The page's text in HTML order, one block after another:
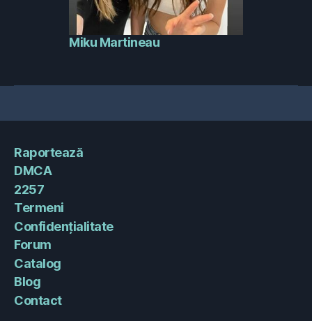
Miku Martineau
Raportează
DMCA
2257
Termeni
Confidențialitate
Forum
Catalog
Blog
Contact